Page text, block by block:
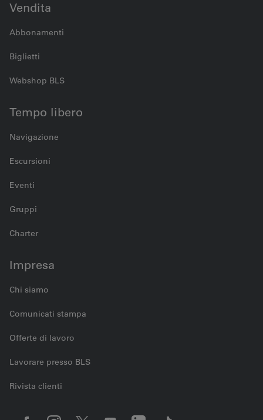
Vendita
Abbonamenti
Biglietti
Webshop BLS
Tempo libero
Navigazione
Escursioni
Eventi
Gruppi
Charter
Impresa
Chi siamo
Comunicati stampa
Offerte di lavoro
Lavorare presso BLS
Rivista clienti